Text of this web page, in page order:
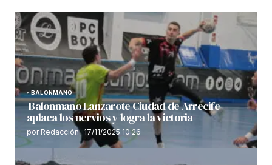
BALONMANO
Balonmano Lanzarote Ciudad de Arrecife
aplaca los nervios y logra la victoria
por Redacción 17/11/2025 10:26